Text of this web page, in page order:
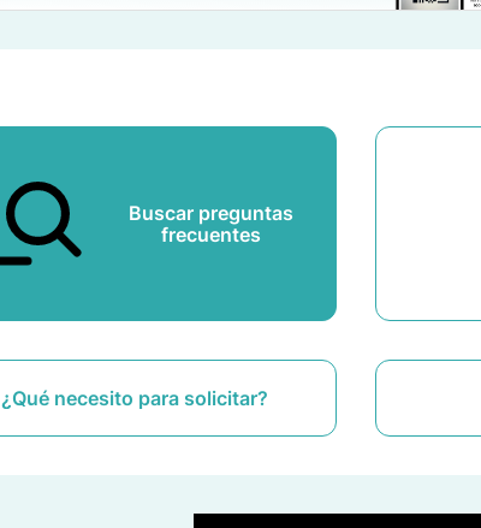
Buscar preguntas
frecuentes
¿Qué necesito para solicitar?